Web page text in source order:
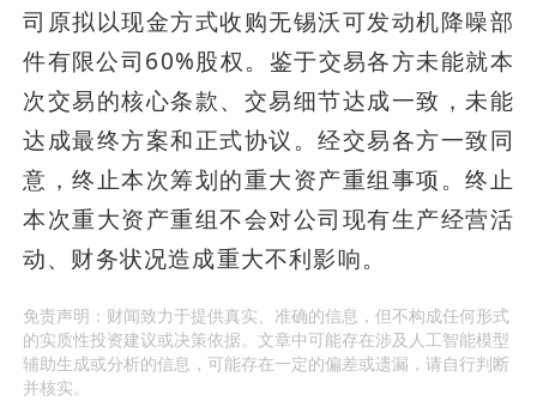
司原拟以现金方式收购无锡沃可发动机降噪部
件有限公司60%股权。鉴于交易各方未能就本
次交易的核心条款、交易细节达成一致，未能
达成最终方案和正式协议。经交易各方一致同
意，终止本次筹划的重大资产重组事项。终止
本次重大资产重组不会对公司现有生产经营活
动、财务状况造成重大不利影响。
免责声明：财闻致力于提供真实、准确的信息，但不构成任何形式
的实质性投资建议或决策依据。文章中可能存在涉及人工智能模型
辅助生成或分析的信息，可能存在一定的偏差或遗漏，请自行判断
并核实。